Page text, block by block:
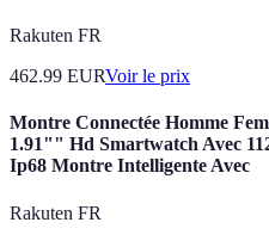
Rakuten FR
462.99 EURVoir le prix
Montre Connectée Homme
1.91"" Hd Smartwatch Avec
Ip68 Montre Intelligente Avec
Rakuten FR